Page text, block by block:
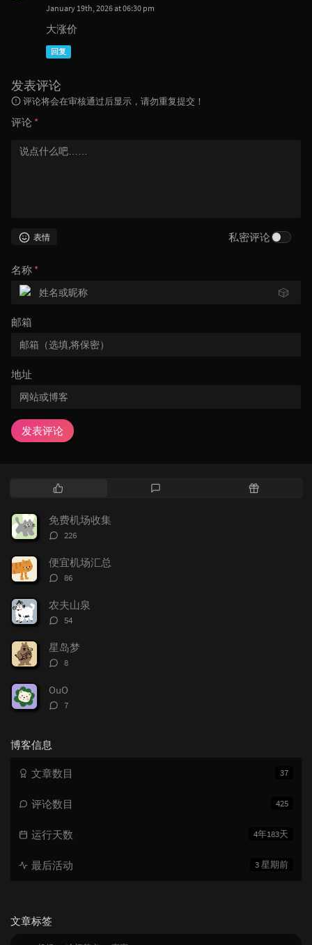
January 19th, 2026 at 06:30 pm
大涨价
回复
发表评论
评论将会在审核通过后显示，请勿重复提交！
评论 *
表情 私密评论
名称 *
🎲
邮箱
地址
发表评论
热
文
章
随
免费机场收集
评
数：
226
便宜机场汇总
评
数：
86
农夫山泉
评
数：
54
星岛梦
评
数：
8
OuO
评
7
博客信息
37
文章数目
425
评论数目
4年183天
运行天数
3 星期前
最后活动
文章标签